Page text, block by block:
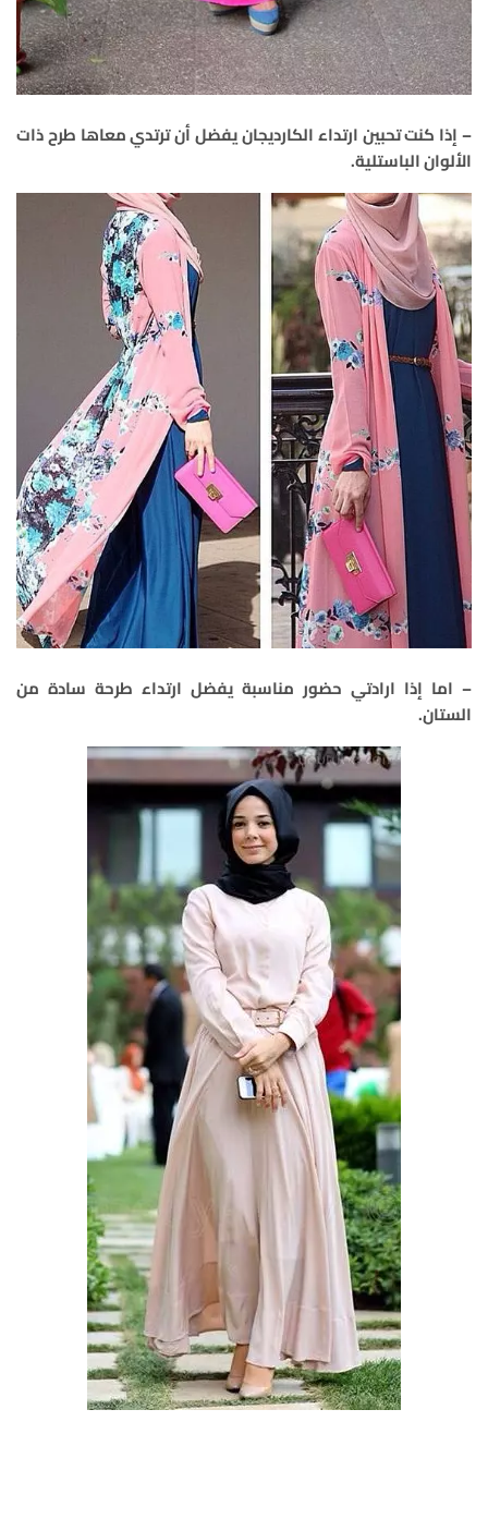
– إذا كنت تحبين ارتداء الكارديجان يفضل أن ترتدي معاها طرح ذات
الألوان الباستلية.
– اما إذا ارادتي حضور مناسبة يفضل ارتداء طرحة سادة من
الستان.